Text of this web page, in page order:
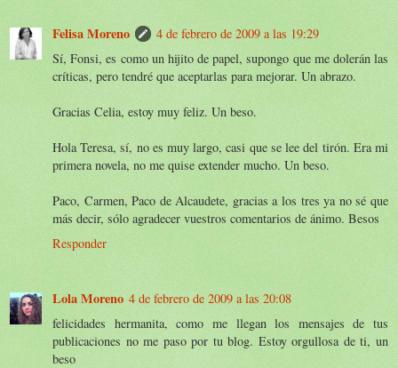
Felisa Moreno
4 de febrero de 2009 a las 19:29
Sí, Fonsi, es como un hijito de papel, supongo que me dolerán las
críticas, pero tendré que aceptarlas para mejorar. Un abrazo.
Gracias Celia, estoy muy feliz. Un beso.
Hola Teresa, sí, no es muy largo, casi que se lee del tirón. Era mi
primera novela, no me quise extender mucho. Un beso.
Paco, Carmen, Paco de Alcaudete, gracias a los tres ya no sé que
más decir, sólo agradecer vuestros comentarios de ánimo. Besos
Responder
Lola Moreno 4 de febrero de 2009 a las 20:08
felicidades hermanita, como me llegan los mensajes de tus
publicaciones no me paso por tu blog. Estoy orgullosa de ti, un
beso